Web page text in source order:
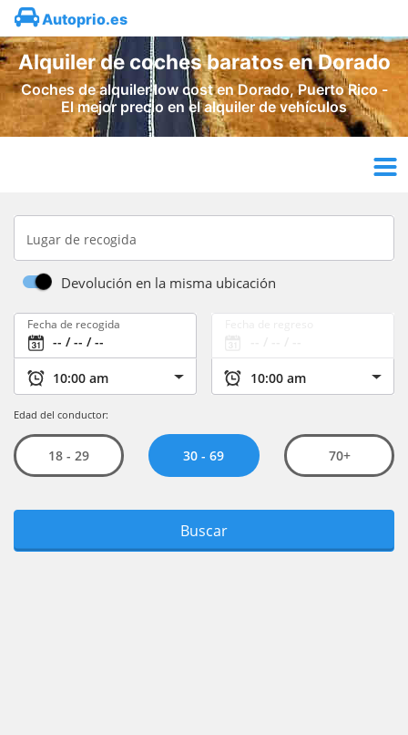
Autoprio.es
Alquiler de coches baratos en Dorado
Coches de alquiler low cost en Dorado, Puerto Rico -
El mejor precio en el alquiler de vehículos